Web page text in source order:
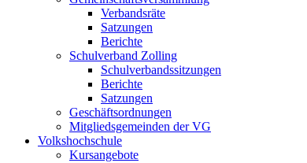
Verbandsräte
Satzungen
Berichte
Schulverband Zolling
Schulverbandssitzungen
Berichte
Satzungen
Geschäftsordnungen
Mitgliedsgemeinden der VG
Volkshochschule
Kursangebote